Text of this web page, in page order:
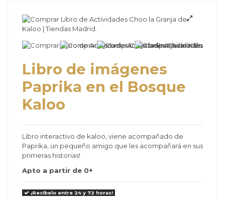
Libro de imágenes
Paprika en el Bosque
Kaloo
Libro interactivo de kaloo, viene acompañado de
Paprika, un pequeño amigo que les acompañará en sus
primeras historias!
Apto a partir de 0+
¡Recíbelo entre 24 y 72 horas!